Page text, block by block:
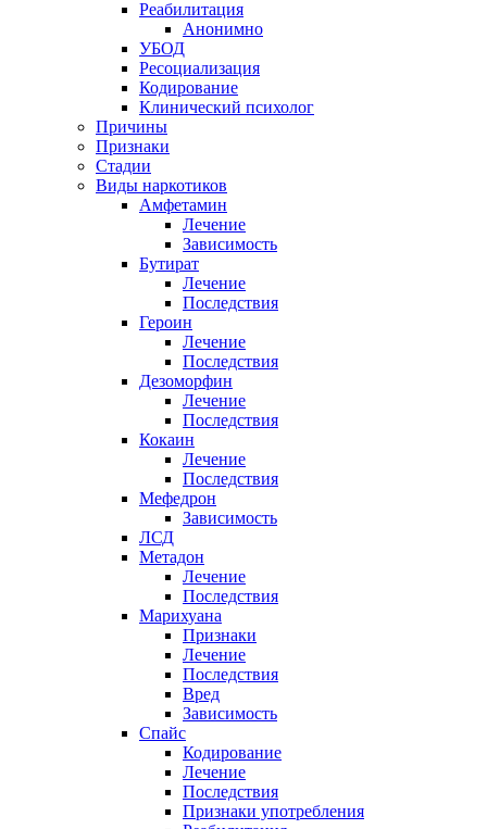
Реабилитация
Анонимно
УБОД
Ресоциализация
Кодирование
Клинический психолог
Причины
Признаки
Стадии
Виды наркотиков
Амфетамин
Лечение
Зависимость
Бутират
Лечение
Последствия
Героин
Лечение
Последствия
Дезоморфин
Лечение
Последствия
Кокаин
Лечение
Последствия
Мефедрон
Зависимость
ЛСД
Метадон
Лечение
Последствия
Марихуана
Признаки
Лечение
Последствия
Вред
Зависимость
Спайс
Кодирование
Лечение
Последствия
Признаки употребления